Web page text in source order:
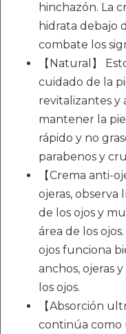
hinchazón. La
hidrata debajo
combate los
【Natural】
cuidado de la
revitalizantes y
mantener la
rápido y no
parabenos y
【Crema anti-
ojeras, observa
de los ojos y
área de los
ojos funciona
anchos, ojeras
los ojos.
【Absorción
continúa como